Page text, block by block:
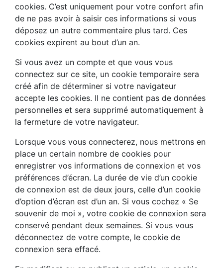
cookies. C’est uniquement pour votre confort afin
de ne pas avoir à saisir ces informations si vous
déposez un autre commentaire plus tard. Ces
cookies expirent au bout d’un an.
Si vous avez un compte et que vous vous
connectez sur ce site, un cookie temporaire sera
créé afin de déterminer si votre navigateur
accepte les cookies. Il ne contient pas de données
personnelles et sera supprimé automatiquement à
la fermeture de votre navigateur.
Lorsque vous vous connecterez, nous mettrons en
place un certain nombre de cookies pour
enregistrer vos informations de connexion et vos
préférences d’écran. La durée de vie d’un cookie
de connexion est de deux jours, celle d’un cookie
d’option d’écran est d’un an. Si vous cochez « Se
souvenir de moi », votre cookie de connexion sera
conservé pendant deux semaines. Si vous vous
déconnectez de votre compte, le cookie de
connexion sera effacé.